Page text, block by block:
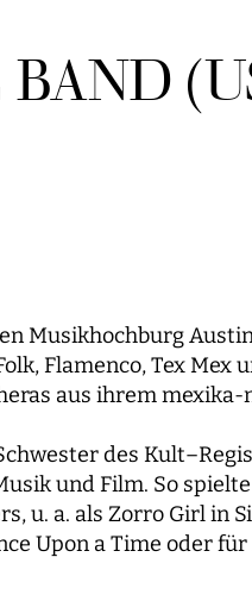
Musikhochburg
Flamenco, Tex Mex
aus ihrem mexika-
des
und Film. So
u. a. als Zorro Girl in
Upon a Time oder